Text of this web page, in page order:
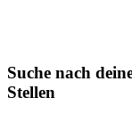
Suche nach
Stellen